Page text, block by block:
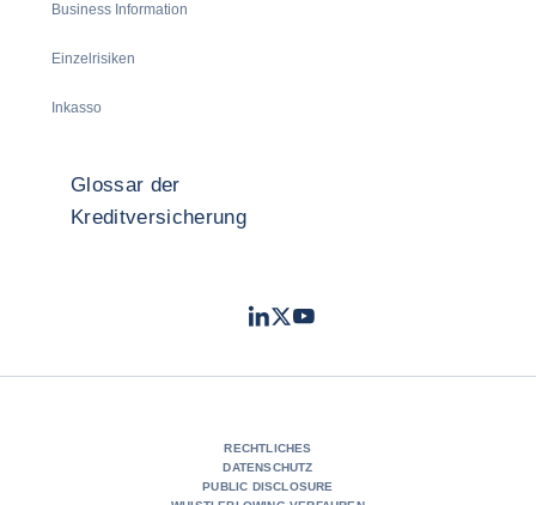
Business Information
Einzelrisiken
Inkasso
Glossar der
Kreditversicherung
LinkedIn
TwitterYoutube
RECHTLICHES
DATENSCHUTZ
PUBLIC DISCLOSURE